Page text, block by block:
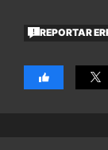
REPORTAR